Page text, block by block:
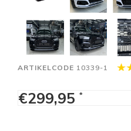
ARTIKELCODE 10339-1
€299,95 *